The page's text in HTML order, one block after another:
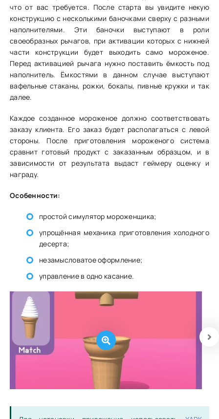
что от вас требуется. После старта вы увидите некую
конструкцию с несколькими баночками сверху с разными
наполнителями. Эти баночки выступают в роли
своеобразных рычагов, при активации которых с нижней
части конструкции будет выходить само мороженое.
Перед активацией рычага нужно поставить ёмкость под
наполнитель. Ёмкостями в данном случае выступают
вафельные стаканы, рожки, бокалы, пивные кружки и так
далее.
Каждое созданное мороженое должно соответствовать
заказу клиента. Его заказ будет располагаться с левой
стороны. После приготовления мороженого система
сравнит готовый продукт с заказанным образцом, и в
зависимости от результата выдаст геймеру оценку и
награду.
Особенности:
простой симулятор мороженщика;
упрощённая механика приготовления холодного
десерта;
незамысловатое оформление;
управление в одно касание.